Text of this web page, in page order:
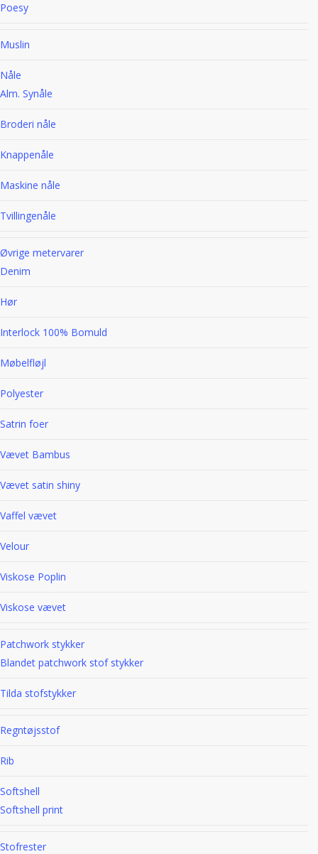
Poesy
Muslin
Nåle
Alm. Synåle
Broderi nåle
Knappenåle
Maskine nåle
Tvillingenåle
Øvrige metervarer
Denim
Hør
Interlock 100% Bomuld
Møbelfløjl
Polyester
Satrin foer
Vævet Bambus
Vævet satin shiny
Vaffel vævet
Velour
Viskose Poplin
Viskose vævet
Patchwork stykker
Blandet patchwork stof stykker
Tilda stofstykker
Regntøjsstof
Rib
Softshell
Softshell print
Stofrester